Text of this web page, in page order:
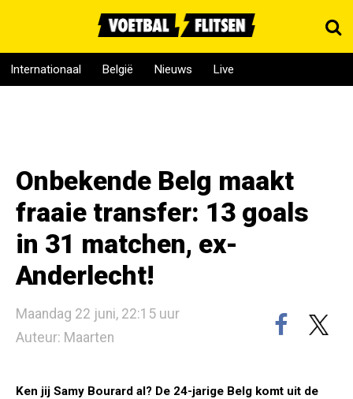
Internationaal België Nieuws Live
Onbekende Belg maakt
fraaie transfer: 13 goals
in 31 matchen, ex-
Anderlecht!
Maandag 22 juni, 22:15 uur
Auteur: Maarten
Ken jij Samy Bourard al? De 24-jarige Belg komt uit de